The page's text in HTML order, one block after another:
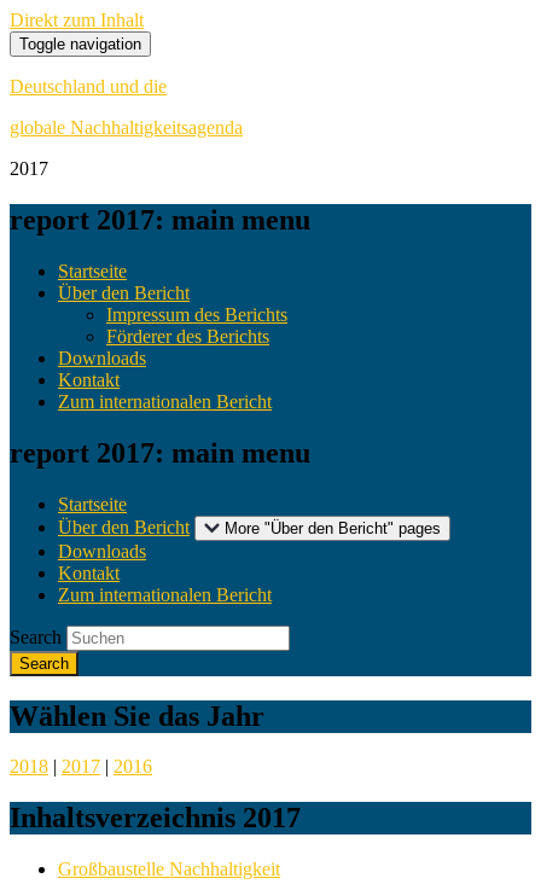
Direkt zum Inhalt
Toggle navigation
Deutschland und die
globale Nachhaltigkeitsagenda
2017
report 2017: main menu
Startseite
Über den Bericht
Impressum des Berichts
Förderer des Berichts
Downloads
Kontakt
Zum internationalen Bericht
report 2017: main menu
Startseite
Über den Bericht
More "Über den Bericht" pages
Downloads
Kontakt
Zum internationalen Bericht
Search
Wählen Sie das Jahr
2018 | 2017 | 2016
Inhaltsverzeichnis 2017
Großbaustelle Nachhaltigkeit